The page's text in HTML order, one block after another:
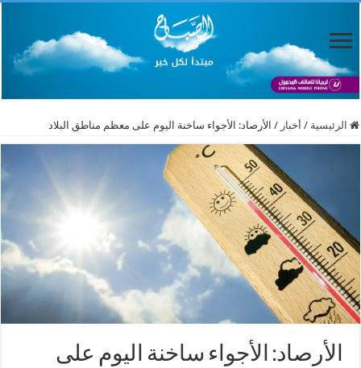
الرئيسية / أخبار / الأرصاد: الأجواء ساخنة اليوم على معظم مناطق البلاد
الأرصاد: الأجواء ساخنة اليوم على